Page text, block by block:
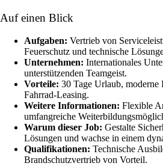
Auf einen Blick
Aufgaben: Vertrieb von
Feuerschutz und technische
Unternehmen: Internationales
unterstützenden Teamgeist.
Vorteile: 30 Tage Urlaub,
Fahrrad-Leasing.
Weitere Informationen: Flexible
umfangreiche
Warum dieser Job: Gestalte
Lösungen und wachse in einem
Qualifikationen: Technische
Brandschutzvertrieb von Vorteil.